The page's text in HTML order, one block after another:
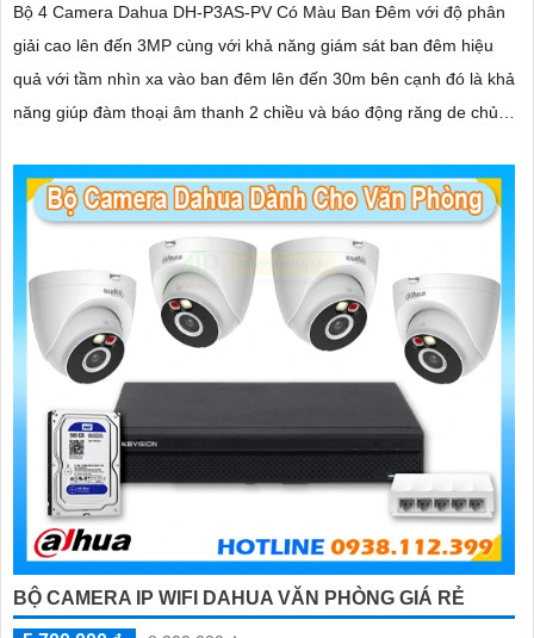
Bộ 4 Camera Dahua DH-P3AS-PV Có Màu Ban Đêm với độ phân
giải cao lên đến 3MP cùng với khả năng giám sát ban đêm hiệu
quả với tầm nhìn xa vào ban đêm lên đến 30m bên cạnh đó là khả
năng giúp đàm thoại âm thanh 2 chiều và báo động răng de chủ
BỘ CAMERA IP WIFI DAHUA VĂN PHÒNG GIÁ RẺ